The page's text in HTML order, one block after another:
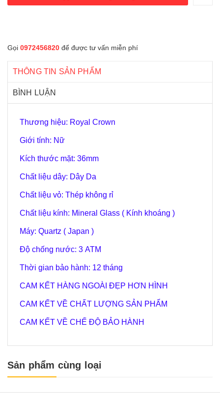
Gọi 0972456820 để được tư vấn miễn phí
THÔNG TIN SẢN PHẨM
BÌNH LUẬN
Thương hiệu: Royal Crown
Giới tính: Nữ
Kích thước mặt: 36mm
Chất liệu dây: Dây Da
Chất liệu vỏ: Thép không rỉ
Chất liệu kính: Mineral Glass ( Kính khoáng )
Máy: Quartz ( Japan )
Độ chống nước: 3 ATM
Thời gian bảo hành: 12 tháng
CAM KẾT HÀNG NGOÀI ĐẸP HƠN HÌNH
CAM KẾT VỀ CHẤT LƯỢNG SẢN PHẨM
CAM KẾT VỀ CHẾ ĐỘ BẢO HÀNH
Sản phẩm cùng loại